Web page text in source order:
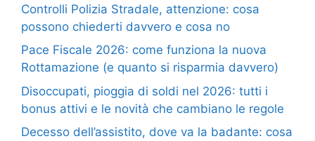
Controlli Polizia Stradale, attenzione: cosa
possono chiederti davvero e cosa no
Pace Fiscale 2026: come funziona la nuova
Rottamazione (e quanto si risparmia davvero)
Disoccupati, pioggia di soldi nel 2026: tutti i
bonus attivi e le novità che cambiano le regole
Decesso dell’assistito, dove va la badante: cosa